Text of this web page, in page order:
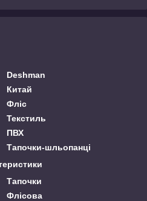
Deshman
Китай
Фліс
Текстиль
ПВХ
Тапочки-шльопанці
Тапочки
Флісова